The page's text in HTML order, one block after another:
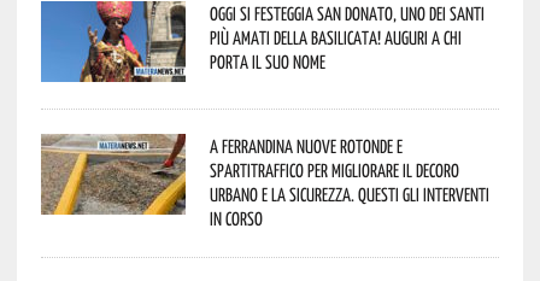
Oggi si festeggia San Donato, uno dei Santi
più amati della Basilicata! Auguri a chi
porta il suo nome
A Ferrandina nuove rotonde e
spartitraffico per migliorare il decoro
urbano e la sicurezza. Questi gli interventi
in corso